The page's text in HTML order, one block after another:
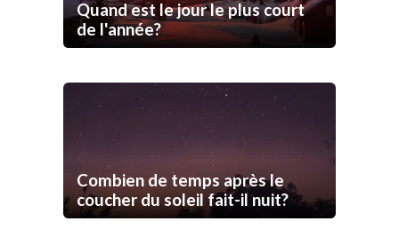
Quand est le jour le plus court
de l'année?
Combien de temps après le
coucher du soleil fait-il nuit?